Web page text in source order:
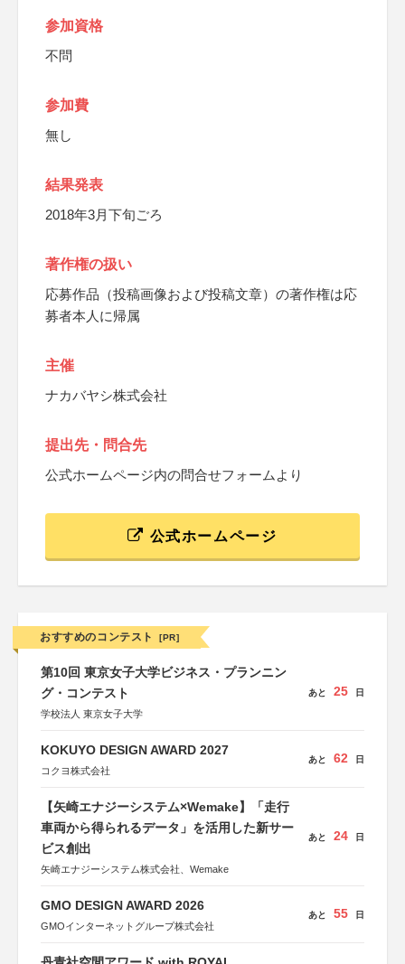
参加資格
不問
参加費
無し
結果発表
2018年3月下旬ごろ
著作権の扱い
応募作品（投稿画像および投稿文章）の著作権は応
募者本人に帰属
主催
ナカバヤシ株式会社
提出先・問合先
公式ホームページ内の問合せフォームより
公式ホームページ
おすすめのコンテスト [PR]
第10回 東京女子大学ビジネス・プランニン
グ・コンテスト
学校法人 東京女子大学
あと 25 日
KOKUYO DESIGN AWARD 2027
コクヨ株式会社
あと 62 日
【矢崎エナジーシステム×Wemake】「走行
車両から得られるデータ」を活用した新サー
ビス創出
矢崎エナジーシステム株式会社、Wemake
あと 24 日
GMO DESIGN AWARD 2026
GMOインターネットグループ株式会社
あと 55 日